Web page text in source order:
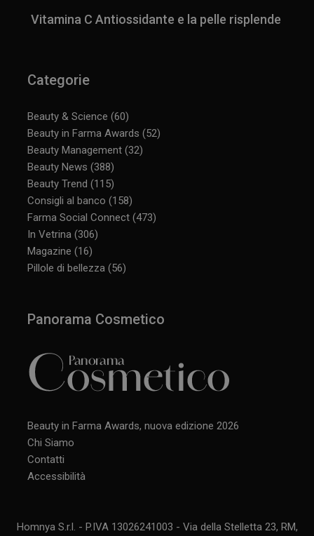
Vitamina C Antiossidante e la pelle risplende
Categorie
Beauty & Science (60)
Beauty in Farma Awards (52)
Beauty Management (32)
Beauty News (388)
Beauty Trend (115)
Consigli al banco (158)
Farma Social Connect (473)
In Vetrina (306)
Magazine (16)
Pillole di bellezza (56)
Panorama Cosmetico
Beauty in Farma Awards, nuova edizione 2026
Chi Siamo
Contatti
Accessibilità
Homnya S.r.l. - P.IVA 13026241003 - Via della Stelletta 23, RM,